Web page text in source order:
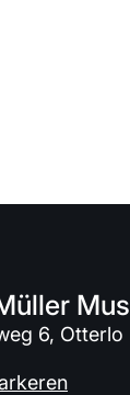
6, Otterlo